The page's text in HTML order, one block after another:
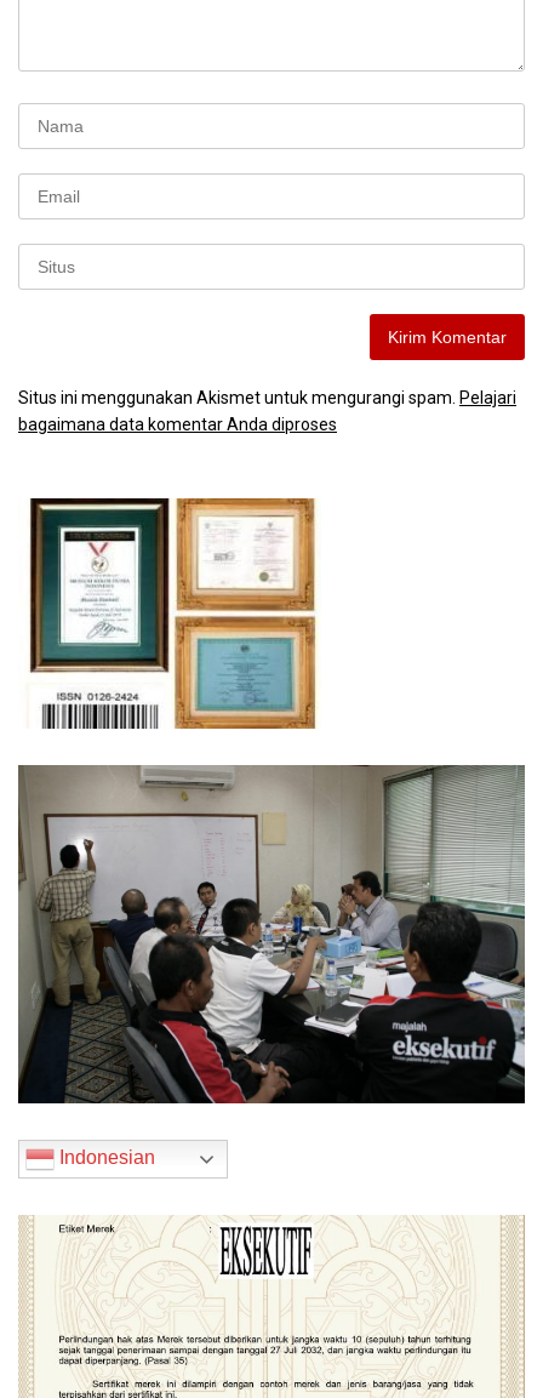
Situs ini menggunakan Akismet untuk mengurangi spam. Pelajari
bagaimana data komentar Anda diproses
Indonesian